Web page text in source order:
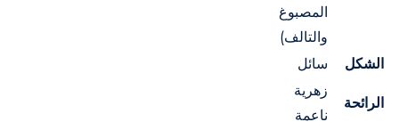
المصبوغ
والتالف)
الشكل
سائل
الرائحة
زهرية
ناعمة